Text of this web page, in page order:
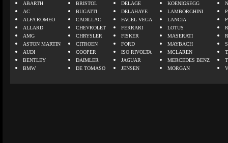
ABARTH
AC
ALFA ROMEO
ALLARD
AMG
ASTON MARTIN
AUDI
BENTLEY
BMW
BRISTOL
BUGATTI
CADILLAC
CHEVROLET
CHRYSLER
CITROEN
COOPER
DAIMLER
DE TOMASO
DELAGE
DELAHAYE
FACEL VEGA
FERRARI
FISKER
FORD
ISO RIVOLTA
JAGUAR
JENSEN
KOENIGSEGG
LAMBORGHINI
LANCIA
LOTUS
MASERATI
MAYBACH
MCLAREN
MERCEDES BENZ
MORGAN